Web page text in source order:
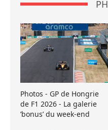
Photos - GP de Hongrie
de F1 2026 - La galerie
’bonus’ du week-end